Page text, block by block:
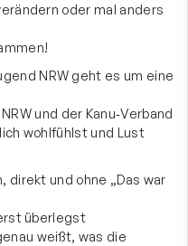
oder mal anders
NRW geht es um eine
und der Kanu‑Verband
wohlfühlst und Lust
direkt und ohne „Das war
überlegst
weißt, was die